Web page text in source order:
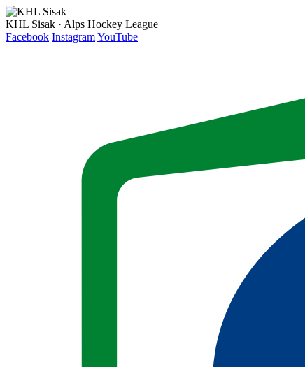
KHL Sisak · Alps Hockey League
Facebook InstagramYouTube